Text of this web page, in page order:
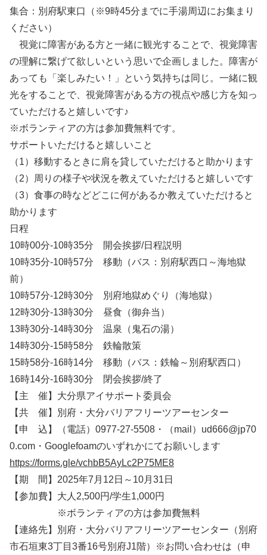
集合：別府駅東口（※9時45分までに手湯周辺にお集まり
ください）
視覚に障害がある方と一緒に観光することで、視覚障害
の理解に繋げて欲しいという思いで企画しました。障害が
あっても「楽しみたい！」という気持ちは同じ。一緒に観
光をすることで、視覚障害がある方の視点や感じ方を知っ
ていただけると嬉しいです♪
※ボランティアの方は参加費無料です。
サポートいただけると嬉しいこと
（1）移動するときに肩を貸していただけると助かります
（2）周りの様子や状況を教えていただけると嬉しいです
（3）食事の時などどこに何があるか教えていただけると
助かります
日程
10時00分-10時35分 開会挨拶/日程説明
10時35分-10時57分 移動（バス：別府駅西口～海地獄
前）
10時57分-12時30分 別府地獄めぐり（海地獄）
12時30分-13時30分 昼食（御弁当）
13時30分-14時30分 温泉（鬼石の湯）
14時30分-15時58分 鉄輪散策
15時58分-16時14分 移動（バス：鉄輪～別府駅西口）
16時14分-16時30分 閉会挨拶/終了
【主 催】大分県アイサポート委員会
【共 催】別府・大分バリアフリーツアーセンター
【申 込】（電話）0977-27-5508・（mail）ud666@jp70
0.com・Googlefoamのいずれかにてお願いします
https://forms.gle/vchbB5AyLc2P75ME8
【期 間】2025年7月12日～10月31日
【参加費】大人2,500円/学生1,000円
※ボランティアの方は参加費無料
【連絡先】別府・大分バリアフリーツアーセンター（別府
市石垣東3丁目3番16号別府J1階）※お問い合わせは（申